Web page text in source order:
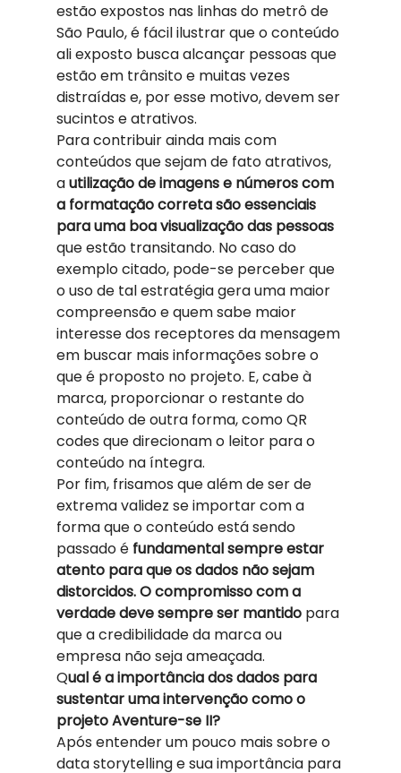
estão expostos nas linhas do metrô de
São Paulo, é fácil ilustrar que o conteúdo
ali exposto busca alcançar pessoas que
estão em trânsito e muitas vezes
distraídas e, por esse motivo, devem ser
sucintos e atrativos.
Para contribuir ainda mais com
conteúdos que sejam de fato atrativos,
a utilização de imagens e números com
a formatação correta são essenciais
para uma boa visualização das pessoas
que estão transitando. No caso do
exemplo citado, pode-se perceber que
o uso de tal estratégia gera uma maior
compreensão e quem sabe maior
interesse dos receptores da mensagem
em buscar mais informações sobre o
que é proposto no projeto. E, cabe à
marca, proporcionar o restante do
conteúdo de outra forma, como QR
codes que direcionam o leitor para o
conteúdo na íntegra.
Por fim, frisamos que além de ser de
extrema validez se importar com a
forma que o conteúdo está sendo
passado é fundamental sempre estar
atento para que os dados não sejam
distorcidos. O compromisso com a
verdade deve sempre ser mantido para
que a credibilidade da marca ou
empresa não seja ameaçada.
Qual é a importância dos dados para
sustentar uma intervenção como o
projeto Aventure-se II?
Após entender um pouco mais sobre o
data storytelling e sua importância para